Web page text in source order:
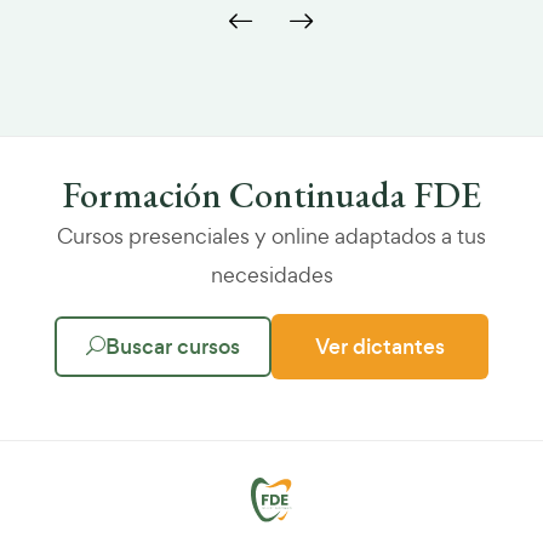
Formación Continuada FDE
Cursos presenciales y online adaptados a tus
necesidades
Buscar cursos Ver dictantes